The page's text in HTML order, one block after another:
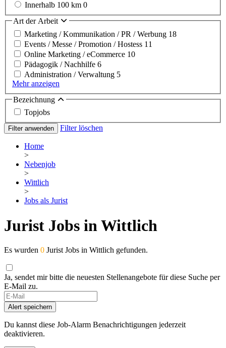
Innerhalb 100 km 0
Art der Arbeit
Marketing / Kommunikation / PR / Werbung 18
Events / Messe / Promotion / Hostess 11
Online Marketing / eCommerce 10
Pädagogik / Nachhilfe 6
Administration / Verwaltung 5
Mehr anzeigen
Bezeichnung
Topjobs
Filter anwenden Filter löschen
Home
>
Nebenjob
>
Wittlich
>
Jobs als Jurist
Jurist Jobs in Wittlich
Es wurden 0 Jurist Jobs in Wittlich gefunden.
Ja, sendet mir bitte die neuesten Stellenangebote für diese Suche per
E-Mail zu.
Alert speichern
Du kannst diese Job-Alarm Benachrichtigungen jederzeit
deaktivieren.